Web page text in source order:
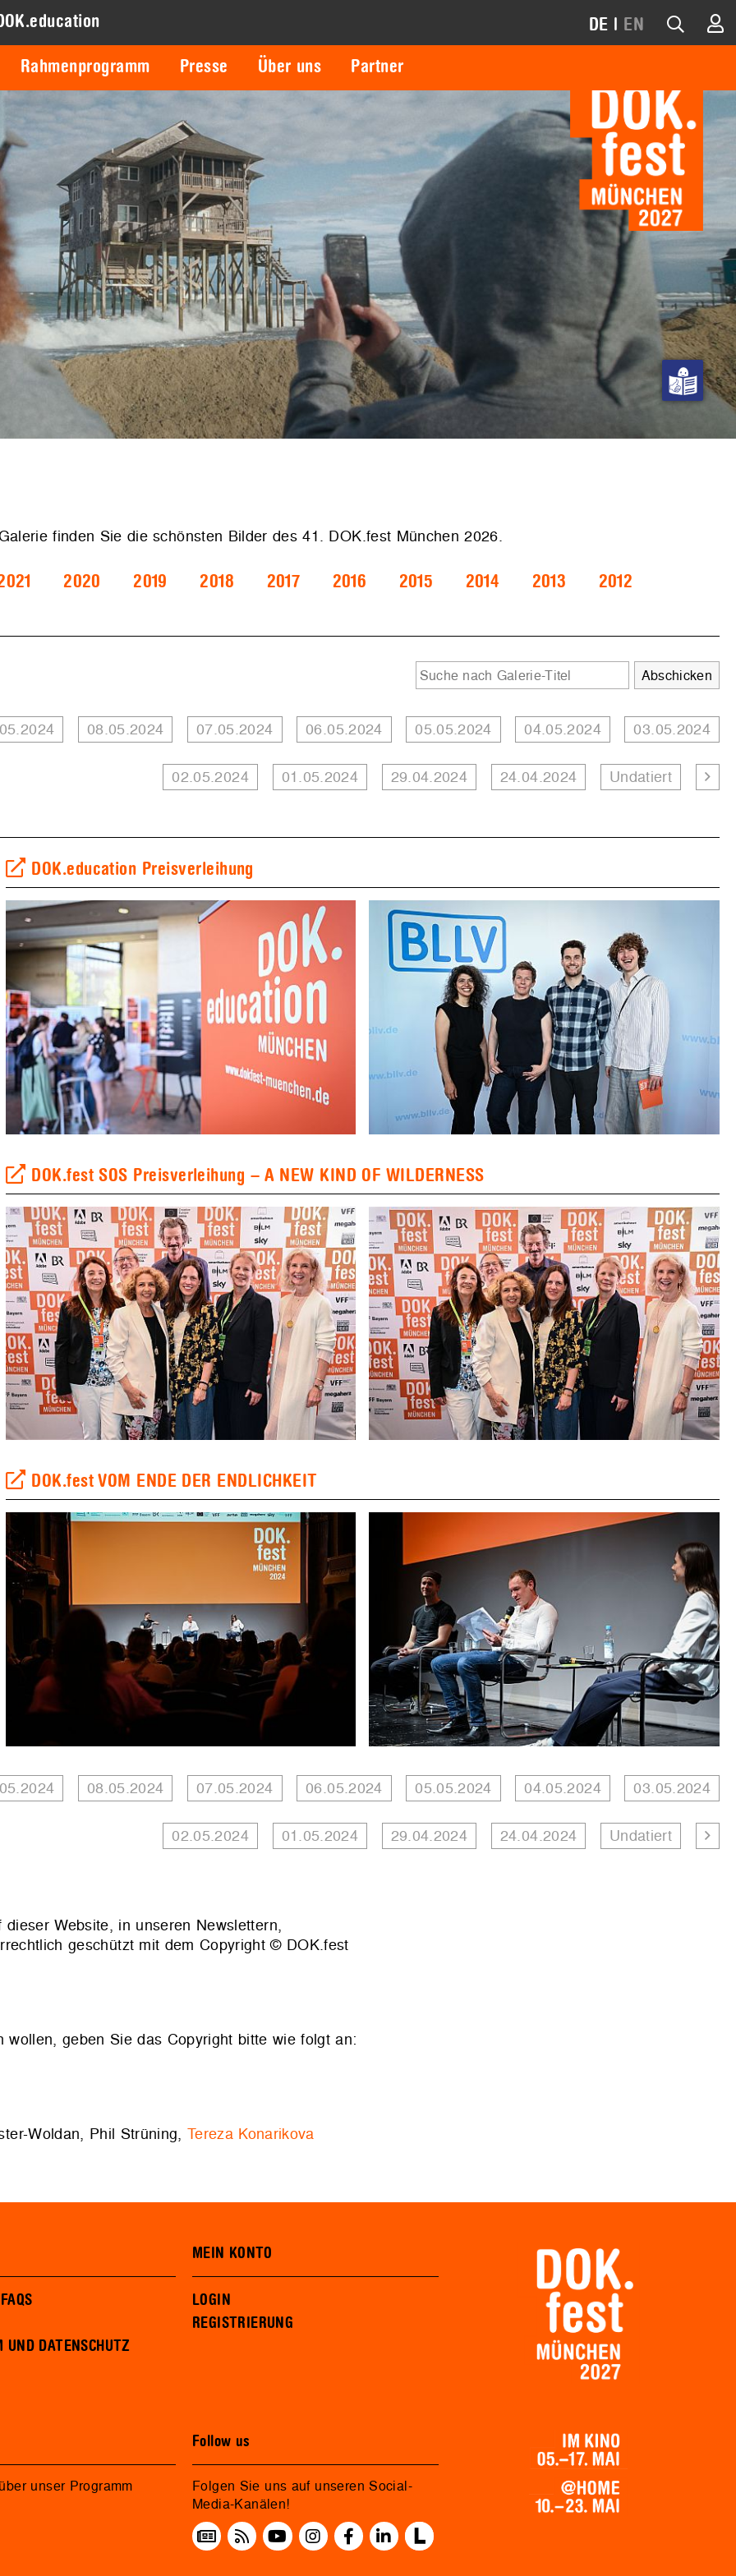
Rahmenprogramm Presse Über uns Partner
DE | EN
finden Sie die schönsten Bilder des 41. DOK.fest München 2026.
2020 2019 2018 2017 2016 2015 2014 2013
2012
08.05.2024 07.05.2024 06.05.2024 05.05.2024 04.05.2024 03.05.2024
02.05.2024 01.05.2024 29.04.2024 24.04.2024 Undatiert
DOK.education Preisverleihung
DOK.fest SOS Preisverleihung – A NEW KIND OF WILDERNESS
DOK.fest VOM ENDE DER ENDLICHKEIT
08.05.2024 07.05.2024 06.05.2024 05.05.2024 04.05.2024 03.05.2024
02.05.2024 01.05.2024 29.04.2024 24.04.2024 Undatiert
Website, in unseren Newslettern,
geschützt mit dem Copyright © DOK.fest
geben Sie das Copyright bitte wie folgt an:
Woldan, Phil Strüning, Tereza Konarikova
UND DATENSCHUTZ
MEIN KONTO
LOGIN
REGISTRIERUNG
unser Programm
Follow us
Folgen Sie uns auf unseren Social-
Media-Kanälen!